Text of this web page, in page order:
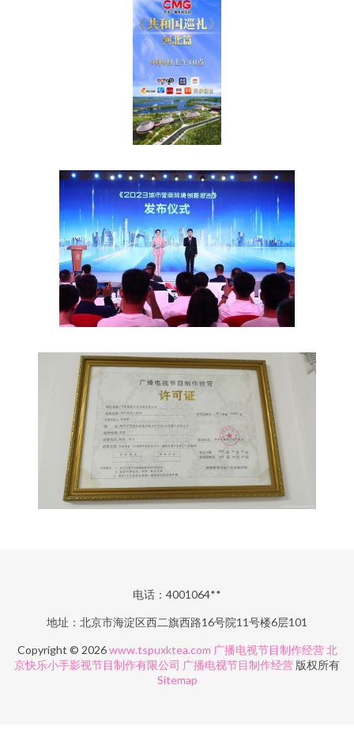
电话：4001064**
地址：北京市海淀区西二旗西路16号院11号楼6层101
Copyright © 2026www.tspuxktea.com 广播电视节目制作经营 北
京快乐小手影视节目制作有限公司 广播电视节目制作经营 版权所有
Sitemap